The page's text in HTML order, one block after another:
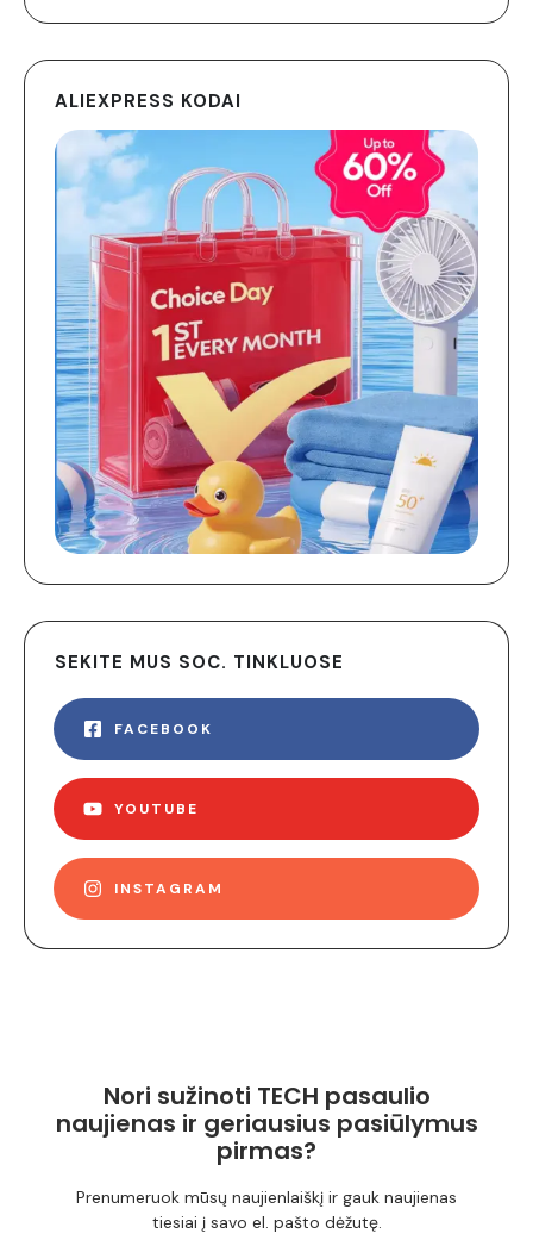
ALIEXPRESS KODAI
SEKITE MUS SOC. TINKLUOSE
FACEBOOK
YOUTUBE
INSTAGRAM
Nori sužinoti TECH pasaulio
naujienas ir geriausius pasiūlymus
pirmas?
Prenumeruok mūsų naujienlaiškį ir gauk naujienas
tiesiai į savo el. pašto dėžutę.